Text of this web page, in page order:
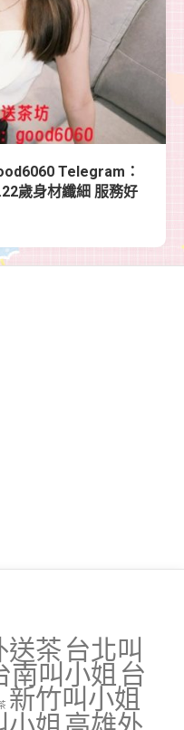
Telegram：
歲身材纖細 服務好
送茶 台北叫
南叫小姐 台
新竹叫小姐